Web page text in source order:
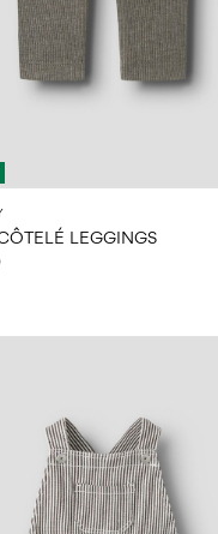
LEGGINGS